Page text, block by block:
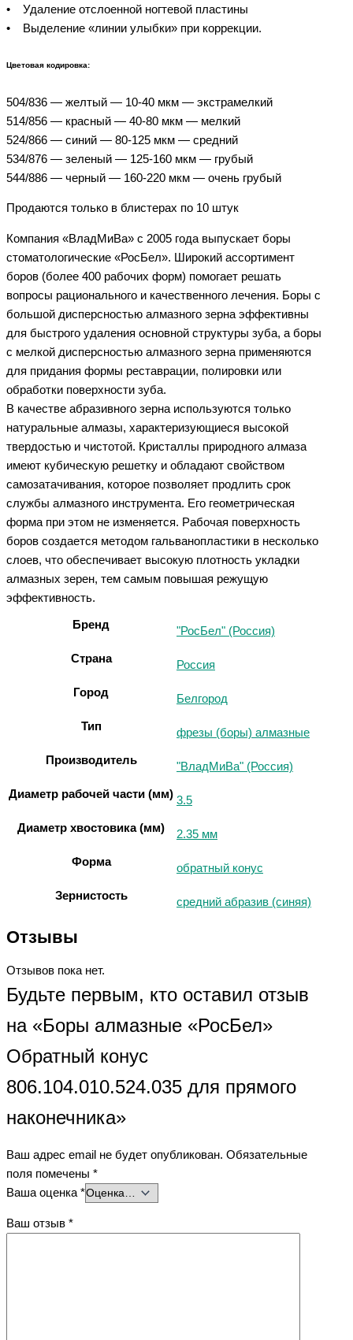
• Удаление отслоенной ногтевой пластины
• Выделение «линии улыбки» при коррекции.
Цветовая кодировка:
504/836 — желтый — 10-40 мкм — экстрамелкий
514/856 — красный — 40-80 мкм — мелкий
524/866 — синий — 80-125 мкм — средний
534/876 — зеленый — 125-160 мкм — грубый
544/886 — черный — 160-220 мкм — очень грубый
Продаются только в блистерах по 10 штук
Компания «ВладМиВа» с 2005 года выпускает боры
стоматологические «РосБел». Широкий ассортимент
боров (более 400 рабочих форм) помогает решать
вопросы рационального и качественного лечения. Боры с
большой дисперсностью алмазного зерна эффективны
для быстрого удаления основной структуры зуба, а боры
с мелкой дисперсностью алмазного зерна применяются
для придания формы реставрации, полировки или
обработки поверхности зуба.
В качестве абразивного зерна используются только
натуральные алмазы, характеризующиеся высокой
твердостью и чистотой. Кристаллы природного алмаза
имеют кубическую решетку и обладают свойством
самозатачивания, которое позволяет продлить срок
службы алмазного инструмента. Его геометрическая
форма при этом не изменяется. Рабочая поверхность
боров создается методом гальванопластики в несколько
слоев, что обеспечивает высокую плотность укладки
алмазных зерен, тем самым повышая режущую
эффективность.
Бренд "РосБел" (Россия)
Страна Россия
Город Белгород
Тип фрезы (боры) алмазные
Производитель "ВладМиВа" (Россия)
Диаметр рабочей части (мм) 3.5
Диаметр хвостовика (мм) 2.35 мм
Форма обратный конус
Зернистость средний абразив (синяя)
Отзывы
Отзывов пока нет.
Будьте первым, кто оставил отзыв
на «Боры алмазные «РосБел»
Обратный конус
806.104.010.524.035 для прямого
наконечника»
Ваш адрес email не будет опубликован. Обязательные
поля помечены *
Ваша оценка *
Ваш отзыв *